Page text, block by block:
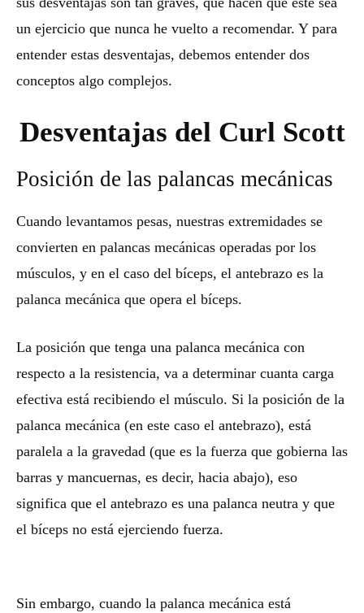
un ejercicio que nunca he vuelto a recomendar. Y para
entender estas desventajas, debemos entender dos
conceptos algo complejos.
Desventajas del Curl Scott
Posición de las palancas mecánicas
Cuando levantamos pesas, nuestras extremidades se
convierten en palancas mecánicas operadas por los
músculos, y en el caso del bíceps, el antebrazo es la
palanca mecánica que opera el bíceps.
La posición que tenga una palanca mecánica con
respecto a la resistencia, va a determinar cuanta carga
efectiva está recibiendo el músculo. Si la posición de la
palanca mecánica (en este caso el antebrazo), está
paralela a la gravedad (que es la fuerza que gobierna las
barras y mancuernas, es decir, hacia abajo), eso
significa que el antebrazo es una palanca neutra y que
el bíceps no está ejerciendo fuerza.
Sin embargo, cuando la palanca mecánica está